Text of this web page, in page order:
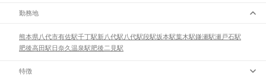
勤務地
熊本県 八代市有佐駅千丁駅新八代駅 八代駅段駅坂本駅葉木駅鎌瀬駅瀬戸石駅
肥後高田駅 日奈久温泉駅肥後二見駅
特徴